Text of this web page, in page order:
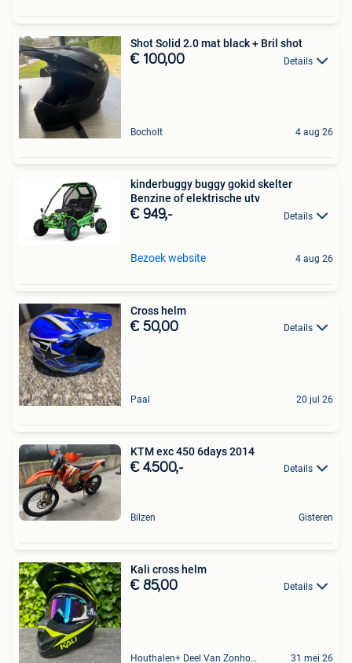
Shot Solid 2.0 mat black + Bril shot
€ 100,00 Details
Bocholt 4 aug 26
kinderbuggy buggy gokid skelter
Benzine of elektrische utv
€ 949,- Details
Bezoek website 4 aug 26
Cross helm
€ 50,00 Details
Paal 20 jul 26
KTM exc 450 6days 2014
€ 4.500,- Details
Bilzen Gisteren
Kali cross helm
€ 85,00 Details
Houthalen+ Deel Van Zonhoven En Zolder 31 mei 26